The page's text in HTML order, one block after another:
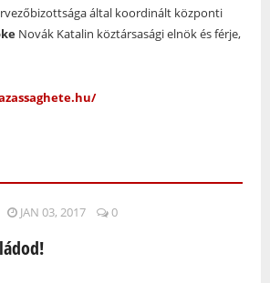
által koordinált központi
Novák Katalin köztársasági elnök és férje,
JAN 03, 2017 0